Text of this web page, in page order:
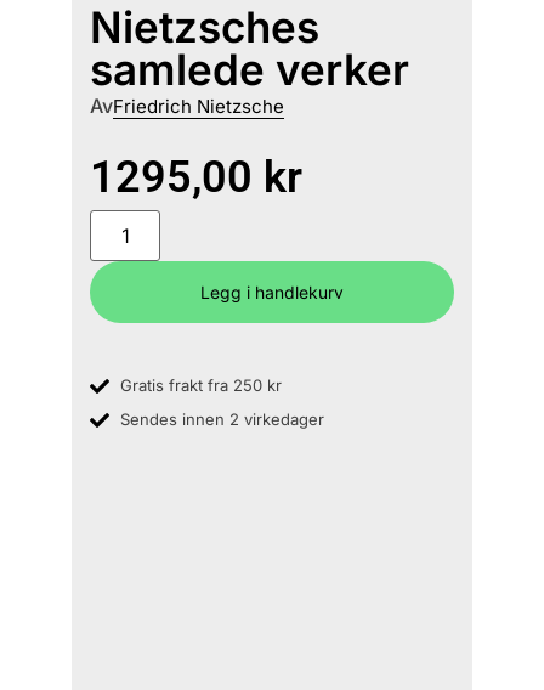
Nietzsches
samlede verker
AvFriedrich Nietzsche
1295,00 kr
Legg i handlekurv
Gratis frakt fra 250 kr
Sendes innen 2 virkedager